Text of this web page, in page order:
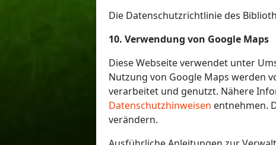
Die Datenschutzrichtlinie des
10. Verwendung von Google Maps
Diese Webseite verwendet unter
Nutzung von Google Maps werden
verarbeitet und genutzt. Nähere
Datenschutzhinweisen entnehmen.
verändern.